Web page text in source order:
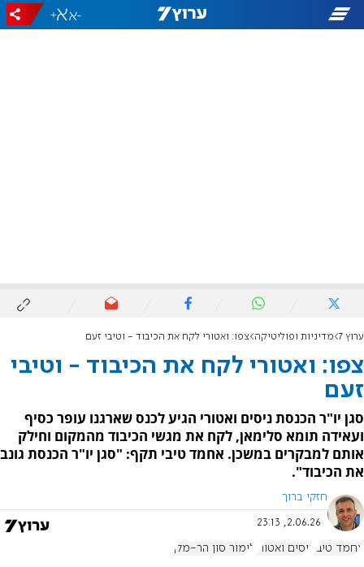
-
+
ערוץ 7 מדיניות ופוליטיקה צפו: ואטורי לקח את הכיבוד - וטיבי זעם
צפו: ואטורי לקח את הכיבוד - וטיבי
זעם
סגן יו"ר הכנסת ניסים ואטורי הגיע לכנס שארגנו עופר כסיף
ועאידה תומא סלימאן, לקח את מגשי הכיבוד מהמקום וחילק
אותם למבקרים במשכן. אחמד טיבי תקף: "סגן יו"ר הכנסת גונב
את הכיבוד".
חזקי ברוך
2.06.26, 23:13
אחמד טיבי ניסים ואטורי לימור סון הר-מלך